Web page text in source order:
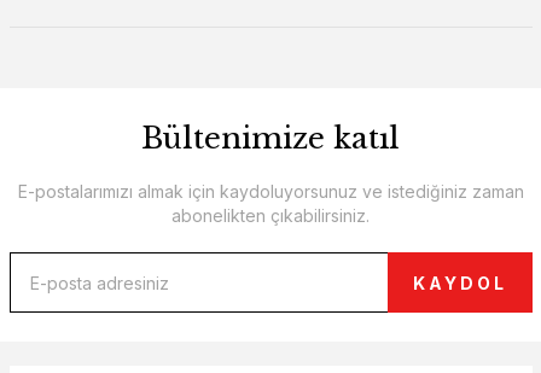
Bültenimize katıl
E-postalarımızı almak için kaydoluyorsunuz ve istediğiniz zaman
abonelikten çıkabilirsiniz.
KAYDOL